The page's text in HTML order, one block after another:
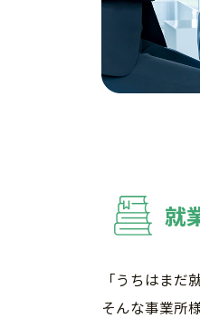
就
「うちはま
そんな事業所